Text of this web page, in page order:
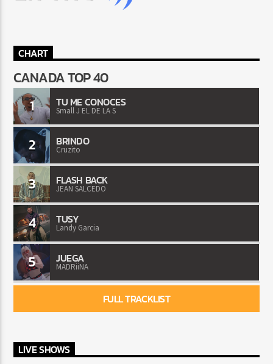
CHART
CANADA TOP 40
1 TU ME CONOCES
Small J EL DE LA S
2 BRINDO
Cruzito
3 FLASH BACK
JEAN SALCEDO
4 TUSY
Landy Garcia
5 JUEGA
MADRiiNA
FULL TRACKLIST
LIVE SHOWS